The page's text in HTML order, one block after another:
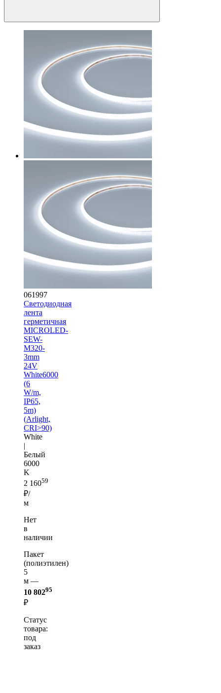
061997
Светодиодная
лента
герметичная
MICROLED-
SEW-
M320-
3mm
24V
White6000
(6
W/m,
IP65,
5m)
(Arlight,
CRI>90)
White
|
Белый
6000
K
2 16059
₽/
м
Нет
в
наличии
Пакет
(полиэтилен)
5
м —
10 80295
₽
Статус
товара:
под
заказ